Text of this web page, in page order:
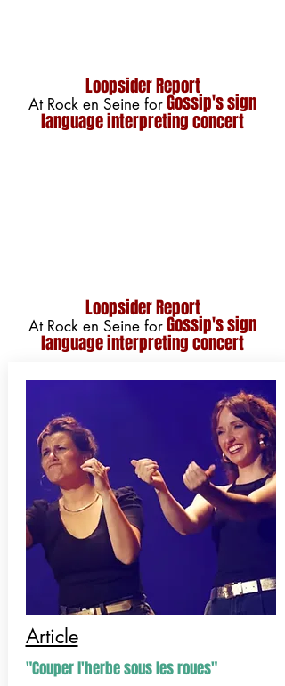
Loopsider Report
At Rock en Seine forGossip's sign
language interpreting concert
Loopsider Report
At Rock en Seine forGossip's sign
language interpreting concert
Article
"Couper l'herbe sous les roues"